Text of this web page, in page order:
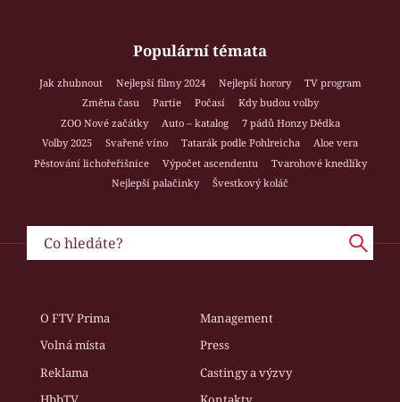
Populární témata
Jak zhubnout Nejlepší filmy 2024 Nejlepší horory
TV program
Změna času
Partie Počasí
Kdy budou volby
ZOO Nové začátky
Auto – katalog
7 pádů Honzy Dědka
Volby 2025
Svařené víno Tatarák podle Pohlreicha
Aloe vera
Pěstování lichořeřišnice
Výpočet ascendentu
Tvarohové knedlíky
Nejlepší palačinky
Švestkový koláč
O FTV Prima
Management
Volná místa
Press
Reklama
Castingy a výzvy